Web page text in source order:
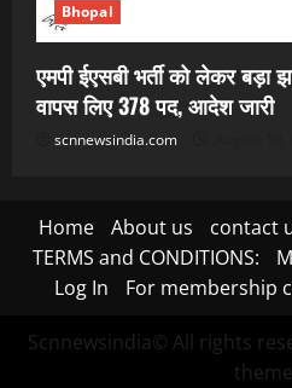
Bhopal
एमपी ईएसबी भर्ती को लेकर बड़ा
वापस लिए 378 पद, आदेश जारी
scnnewsindia.com
Home About us contact
TERMS and CONDITIONS:
Log In
For membership
Scnnewsindia© All rights